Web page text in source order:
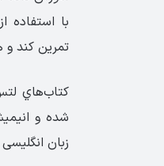
با استفاده
تمرین کند و
شده و
زبان